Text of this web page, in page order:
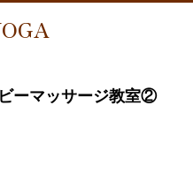
ーマッサージ教室②